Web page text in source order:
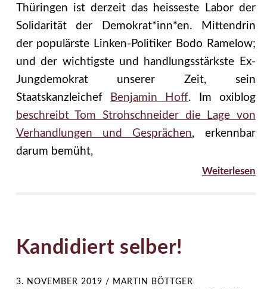
Thüringen ist derzeit das heisseste Labor der
Solidarität der Demokrat*inn*en. Mittendrin
der populärste Linken-Politiker Bodo Ramelow;
und der wichtigste und handlungsstärkste Ex-
Jungdemokrat unserer Zeit, sein
Staatskanzleichef
Benjamin Hoff. Im oxiblog
beschreibt Tom Strohschneider die Lage von
Verhandlungen und Gesprächen, erkennbar
darum bemüht,
Weiterlesen
Kandidiert selber!
3. NOVEMBER 2019 / MARTIN BÖTTGER